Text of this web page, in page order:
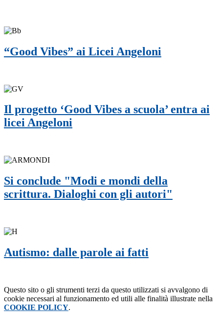
“Good Vibes” ai Licei Angeloni
Il progetto ‘Good Vibes a scuola’ entra ai
licei Angeloni
Si conclude "Modi e mondi della
scrittura. Dialoghi con gli autori"
Autismo: dalle parole ai fatti
Questo sito o gli strumenti terzi da questo utilizzati si avvalgono di
cookie necessari al funzionamento ed utili alle finalità illustrate nella
COOKIE POLICY.